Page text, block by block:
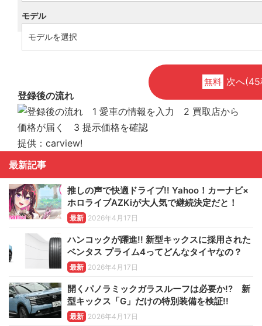
モデル
無料 次へ
登録後の流れ
提供：carview!
最新記事
推しの声で快適ドライブ!! Yahoo！カーナビ×
ホロライブAZKiが大人気で継続決定だと！
最新 2026年4月17日
ハンコックが躍進!! 新型キックスに採用された
ベンタス プライム4ってどんなタイヤなの？
最新 2026年4月17日
開くパノラミックガラスルーフは必要か!? 新
型キックス「G」だけの特別装備を検証!!
最新 2026年4月17日